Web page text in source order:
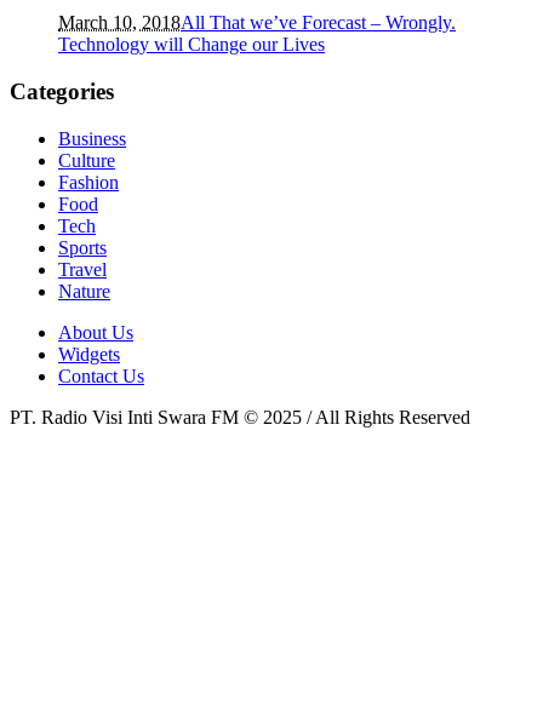
March 10, 2018All That we’ve Forecast – Wrongly.
Technology will Change our Lives
Categories
Business
Culture
Fashion
Food
Tech
Sports
Travel
Nature
About Us
Widgets
Contact Us
PT. Radio Visi Inti Swara FM © 2025 / All Rights Reserved